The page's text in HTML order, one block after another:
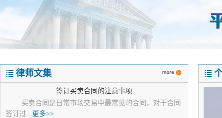
律师文集
签订买卖合同的注意事项
买卖合同是日常市场交易中最常见的合同，对于合同
签订过... 更多>>